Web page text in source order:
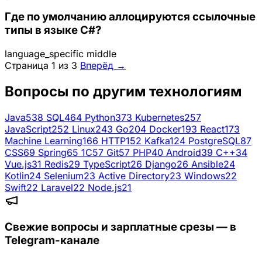
Где по умолчанию аллоцируются ссылочные
типы в языке C#?
language_specific middle
Страница 1 из 3 Вперёд →
Вопросы по другим технологиям
Java538 SQL464 Python373 Kubernetes257
JavaScript252 Linux243 Go204 Docker193 React173
Machine Learning166 HTTP152 Kafka124 PostgreSQL87
CSS69 Spring65 1C57 Git57 PHP40 Android39 C++34
Vue.js31 Redis29 TypeScript26 Django26 Ansible24
Kotlin24 Selenium23 Active Directory23 Windows22
Swift22 Laravel22 Node.js21
Свежие вопросы и зарплатные срезы — в
Telegram-канале